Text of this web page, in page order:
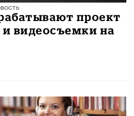
проект
и видеосъемки на